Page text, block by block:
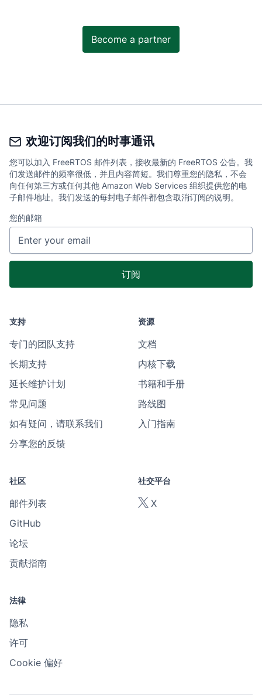
Become a partner
欢迎订阅我们的时事通讯
您可以加入 FreeRTOS 邮件列表，接收最新的 FreeRTOS 公告。我
们发送邮件的频率很低，并且内容简短。我们尊重您的隐私，不会
向任何第三方或任何其他 Amazon Web Services 组织提供您的电
子邮件地址。我们发送的每封电子邮件都包含取消订阅的说明。
您的邮箱
支持
专门的团队支持
长期支持
延长维护计划
常见问题
如有疑问，请联系我们
分享您的反馈
资源
文档
内核下载
书籍和手册
路线图
入门指南
社区
邮件列表
GitHub
论坛
贡献指南
社交平台
X
法律
隐私
许可
Cookie 偏好